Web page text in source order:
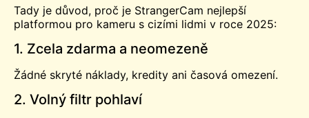
Tady je důvod, proč je StrangerCam nejlepší
platformou pro kameru s cizími lidmi v roce 2025:
1. Zcela zdarma a neomezeně
Žádné skryté náklady, kredity ani časová omezení.
2. Volný filtr pohlaví